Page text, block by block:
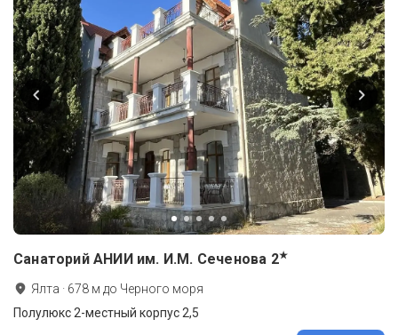
Санаторий АНИИ им. И.М. Сеченова 2★
Ялта · 678 м до Черного моря
Полулюкс 2-местный корпус 2,5